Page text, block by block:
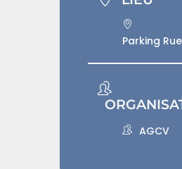
Parking
AGCV